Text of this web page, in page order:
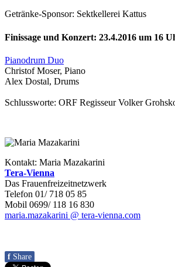
Getränke-Sponsor: Sektkellerei Kattus
Finissage und Konzert: 23.4.2016 um 16
Pianodrum Duo
Christof Moser, Piano
Alex Dostal, Drums
Schlussworte: ORF Regisseur Volker
Kontakt: Maria Mazakarini
Tera-Vienna
Das Frauenfreizeitnetzwerk
Telefon 01/ 718 05 85
Mobil 0699/ 118 16 830
maria.mazakarini @ tera-vienna.com
f Share